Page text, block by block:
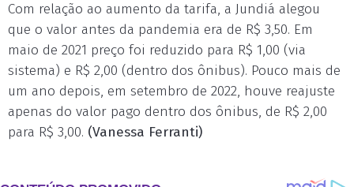
Com relação ao aumento da tarifa, a Jundiá alegou
que o valor antes da pandemia era de R$ 3,50. Em
maio de 2021 preço foi reduzido para R$ 1,00 (via
sistema) e R$ 2,00 (dentro dos ônibus). Pouco mais de
um ano depois, em setembro de 2022, houve reajuste
apenas do valor pago dentro dos ônibus, de R$ 2,00
para R$ 3,00. (Vanessa Ferranti)